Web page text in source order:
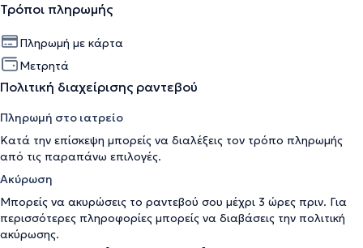
Τρόποι πληρωμής
Πληρωμή με κάρτα
Μετρητά
Πολιτική διαχείρισης ραντεβού
Πληρωμή στο ιατρείο
Κατά την επίσκεψη μπορείς να διαλέξεις τον τρόπο πληρωμής
από τις παραπάνω επιλογές.
Ακύρωση
Μπορείς να ακυρώσεις το ραντεβού σου μέχρι 3 ώρες πριν. Για
περισσότερες πληροφορίες μπορείς να διαβάσεις την πολιτική
ακύρωσης.